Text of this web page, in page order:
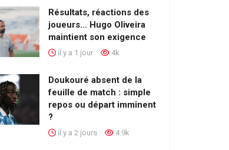
Résultats, réactions des
joueurs… Hugo Oliveira
maintient son exigence
il y a 1 jour 4k
Doukouré absent de la
feuille de match : simple
repos ou départ imminent
?
il y a 2 jours 4.9k